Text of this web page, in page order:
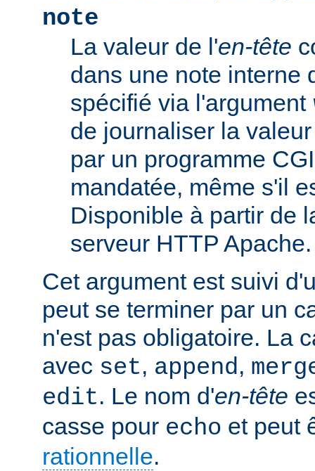
note
La valeur de l'en-tête
dans une note interne
spécifié via l'argument
de journaliser la
par un programme
mandatée, même s'il
Disponible à partir de
serveur HTTP Apache.
Cet argument est suivi
peut se terminer par un
n'est pas obligatoire. La
avec set, append,
edit. Le nom d'en-tête
casse pour echo et peut
rationnelle.